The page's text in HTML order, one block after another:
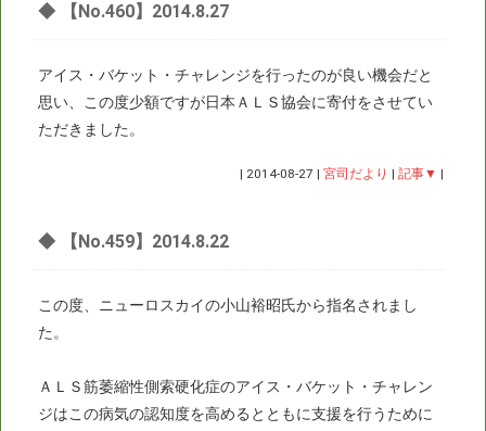
◆ 【No.460】2014.8.27
アイス・バケット・チャレンジを行ったのが良い機会だと
思い、この度少額ですが日本ＡＬＳ協会に寄付をさせてい
ただきました。
| 2014-08-27 |宮司だより |記事▼ |
◆ 【No.459】2014.8.22
この度、ニューロスカイの小山裕昭氏から指名されまし
た。
ＡＬＳ筋萎縮性側索硬化症のアイス・バケット・チャレン
ジはこの病気の認知度を高めるとともに支援を行うために